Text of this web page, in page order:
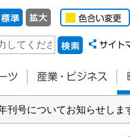
刊号についてお知らせしま